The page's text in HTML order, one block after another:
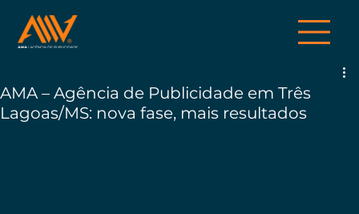
AMA – Agência de Publicidade em Três
Lagoas/MS: nova fase, mais resultados